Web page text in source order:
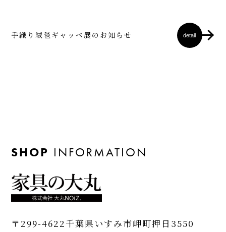
手織り絨毯ギャッベ展のお知らせ detail
SHOP INFORMATION
〒299-4622千葉県いすみ市岬町押日3550